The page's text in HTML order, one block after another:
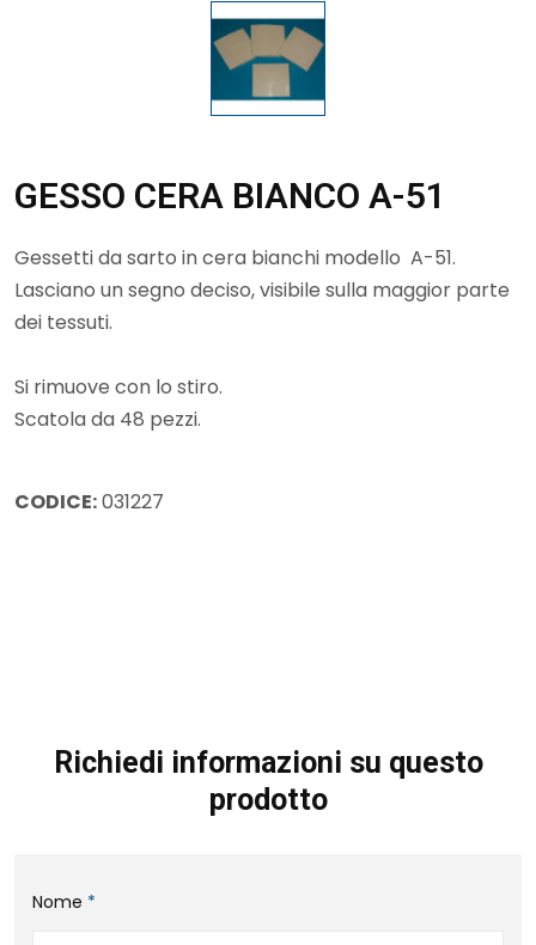
GESSO CERA BIANCO A-51
Gessetti da sarto in cera bianchi modello A-51.
Lasciano un segno deciso, visibile sulla maggior parte
dei tessuti.
Si rimuove con lo stiro.
Scatola da 48 pezzi.
CODICE:031227
Richiedi informazioni su questo
prodotto
Nome *